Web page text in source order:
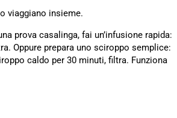
viaggiano insieme.
prova casalinga, fai un’infusione rapida:
Oppure prepara uno sciroppo semplice:
caldo per 30 minuti, filtra. Funziona